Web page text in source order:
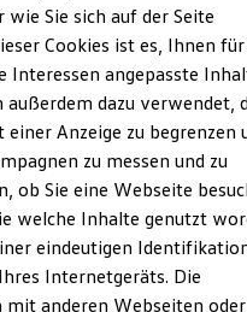
im
Sie sich auf der Seite
Cookies ist es, Ihnen für
Interessen angepasste
außerdem dazu verwendet,
Anzeige zu begrenzen
zu messen und zu
ob Sie eine Webseite
welche Inhalte genutzt
eindeutigen
Internetgeräts. Die
anderen Webseiten oder